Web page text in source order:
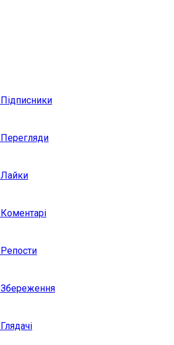
Підписники
Перегляди
Лайки
Коментарі
Репости
Збереження
Глядачі